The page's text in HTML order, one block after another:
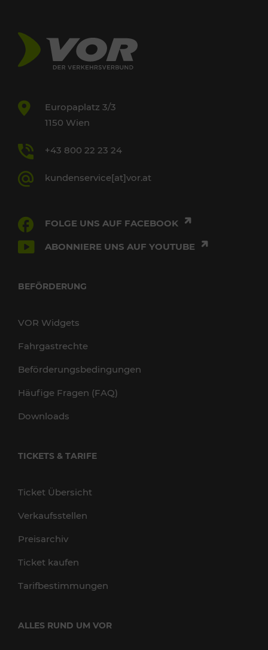
Europaplatz 3/3
1150 Wien
+43 800 22 23 24
kundenservice[at]vor.at
FOLGE UNS AUF FACEBOOK
ABONNIERE UNS AUF YOUTUBE
BEFÖRDERUNG
VOR Widgets
Fahrgastrechte
Beförderungsbedingungen
Häufige Fragen (FAQ)
Downloads
TICKETS & TARIFE
Ticket Übersicht
Verkaufsstellen
Preisarchiv
Ticket kaufen
Tarifbestimmungen
ALLES RUND UM VOR